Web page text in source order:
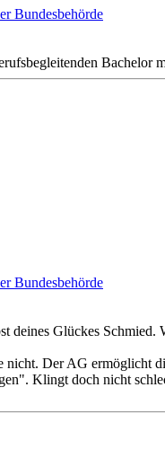
Bundesbehörde
Bachelor
Bundesbehörde
deines Glückes
nicht. Der AG
Klingt doch nicht